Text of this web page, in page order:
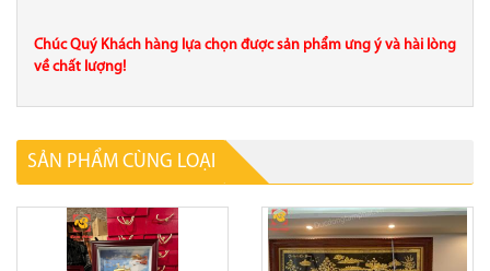
Chúc Quý Khách hàng lựa chọn được sản phẩm ưng ý và hài lòng
về chất lượng!
SẢN PHẨM CÙNG LOẠI